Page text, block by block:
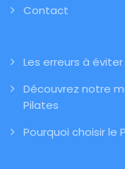
Contact
Les erreurs à
Découvrez notre
Pilates
Pourquoi choisir le